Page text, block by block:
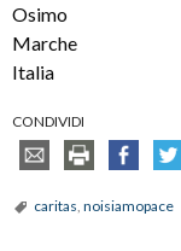
Osimo
Marche
Italia
CONDIVIDI
caritas, noisiamopace